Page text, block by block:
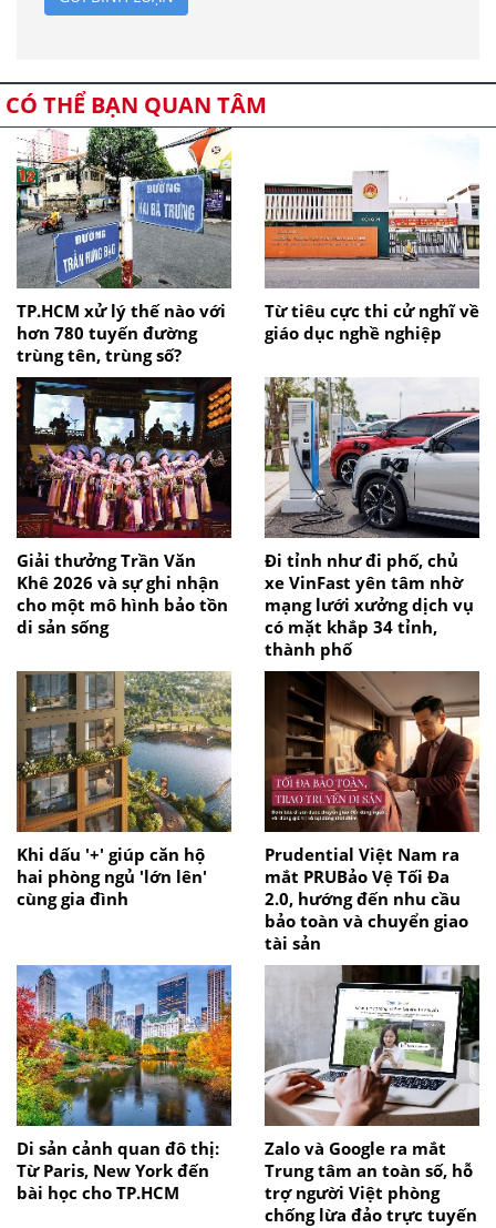
CÓ THỂ BẠN QUAN TÂM
TP.HCM xử lý thế nào với
hơn 780 tuyến đường
trùng tên, trùng số?
Từ tiêu cực thi cử nghĩ về
giáo dục nghề nghiệp
Giải thưởng Trần Văn
Khê 2026 và sự ghi nhận
cho một mô hình bảo tồn
di sản sống
Đi tỉnh như đi phố, chủ
xe VinFast yên tâm nhờ
mạng lưới xưởng dịch vụ
có mặt khắp 34 tỉnh,
thành phố
Khi dấu '+' giúp căn hộ
hai phòng ngủ 'lớn lên'
cùng gia đình
Prudential Việt Nam ra
mắt PRUBảo Vệ Tối Đa
2.0, hướng đến nhu cầu
bảo toàn và chuyển giao
tài sản
Di sản cảnh quan đô thị:
Từ Paris, New York đến
bài học cho TP.HCM
Zalo và Google ra mắt
Trung tâm an toàn số, hỗ
trợ người Việt phòng
chống lừa đảo trực tuyến